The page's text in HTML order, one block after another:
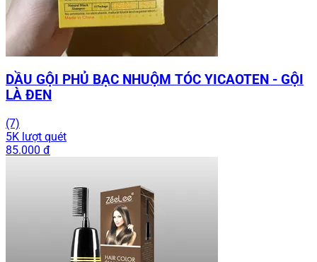
DẦU GỘI PHỦ BẠC NHUỘM TÓC YICAOTEN - GỘI
LÀ ĐEN
(7)
5K lượt quét
85.000 đ